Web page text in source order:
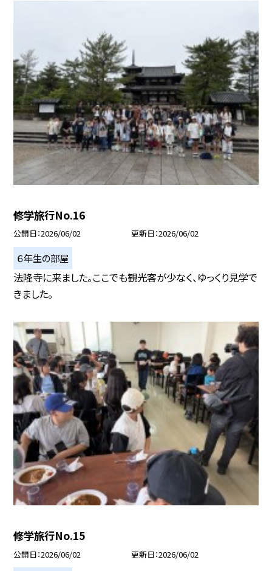
修学旅行No.16
公開日 2026/06/02 更新日 2026/06/02
６年生の部屋
法隆寺に来ました。ここでも観光客が少なく、ゆっくり見学で
きました。
修学旅行No.15
公開日 2026/06/02 更新日 2026/06/02